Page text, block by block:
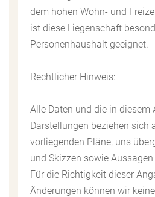
dem hohen Wohn- und
ist diese Liegenschaft
Personenhaushalt geeignet.
Rechtlicher Hinweis:
Alle Daten und die in diesem
Darstellungen beziehen sich
vorliegenden Pläne, uns
und Skizzen sowie
Für die Richtigkeit dieser
Änderungen können wir